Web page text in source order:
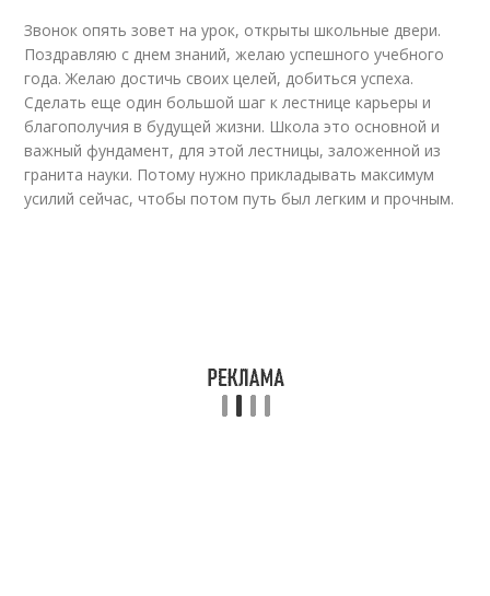
Звонок опять зовет на урок, открыты школьные двери.
Поздравляю с днем знаний, желаю успешного учебного
года. Желаю достичь своих целей, добиться успеха.
Сделать еще один большой шаг к лестнице карьеры и
благополучия в будущей жизни. Школа это основной и
важный фундамент, для этой лестницы, заложенной из
гранита науки. Потому нужно прикладывать максимум
усилий сейчас, чтобы потом путь был легким и прочным.